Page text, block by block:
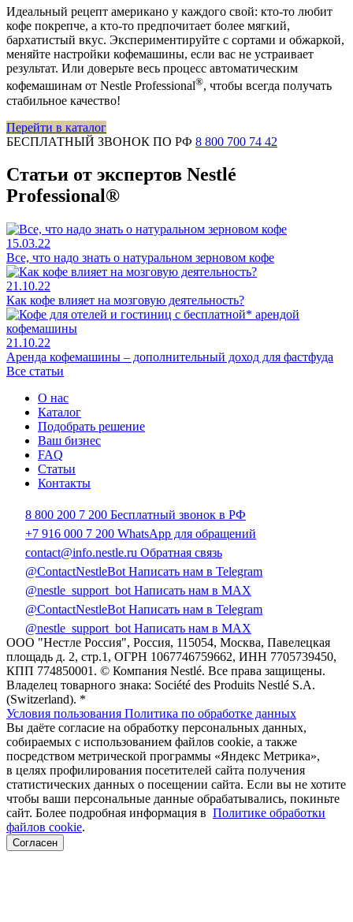
Идеальный рецепт американо у каждого свой: кто-то любит
кофе покрепче, а кто-то предпочитает более мягкий,
бархатистый вкус. Экспериментируйте с сортами и обжаркой,
меняйте настройки кофемашины, если вас не устраивает
результат. Или доверьте весь процесс автоматическим
кофемашинам от Nestle Professional®, чтобы всегда получать
стабильное качество!
Перейти в каталог
БЕСПЛАТНЫЙ ЗВОНОК ПО РФ 8 800 700 74 42
Статьи от экспертов Nestlé
Professional®
15.03.22
Все, что надо знать о натуральном зерновом кофе
21.10.22
Как кофе влияет на мозговую деятельность?
21.10.22
Аренда кофемашины – дополнительный доход для фастфуда
Все статьи
О нас
Каталог
Подобрать решение
Ваш бизнес
FAQ
Статьи
Контакты
8 800 200 7 200 Бесплатный звонок в РФ
+7 916 000 7 200 WhatsApp для обращений
contact@info.nestle.ru Обратная связь
@ContactNestleBot Написать нам в Telegram
@nestle_support_bot Написать нам в MAX
@ContactNestleBot Написать нам в Telegram
@nestle_support_bot Написать нам в MAX
ООО "Нестле Россия", Россия, 115054, Москва, Павелецкая
площадь д. 2, стр.1, ОГРН 1067746759662, ИНН 7705739450,
КПП 774850001. © Компания Nestlé. Все права защищены.
Владелец товарного знака: Société des Produits Nestlé S.A.
(Switzerland). *
Условия пользования Политика по обработке данных
Вы даёте согласие на обработку персональных данных,
собираемых с использованием файлов cookie, а также
посредством метрической программы «Яндекс Метрика»,
в целях профилирования посетителей сайта получения
статистических данных о посещении сайта. Если вы не хотите
чтобы ваши персональные данные обрабатывались, покиньте
сайт. Более подробная информация в Политике обработки
файлов cookie.
Согласен